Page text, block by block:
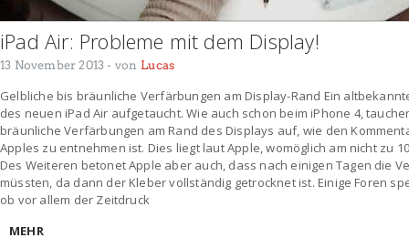
iPad Air: Probleme mit dem Display!
13 November 2013 - von Lucas
Gelbliche bis bräunliche Verfärbungen am Display-Rand Ein
des neuen iPad Air aufgetaucht. Wie auch schon beim iPhone 4,
bräunliche Verfärbungen am Rand des Displays auf, wie den
Apples zu entnehmen ist. Dies liegt laut Apple, womöglich am nicht zu
Des Weiteren betonet Apple aber auch, dass nach einigen Tagen die
müssten, da dann der Kleber vollständig getrocknet ist. Einige Foren
ob vor allem der Zeitdruck
MEHR